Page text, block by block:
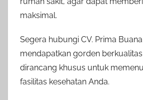
maksimal.
Segera hubungi CV. Prima
mendapatkan gorden
dirancang khusus untuk
fasilitas kesehatan Anda.